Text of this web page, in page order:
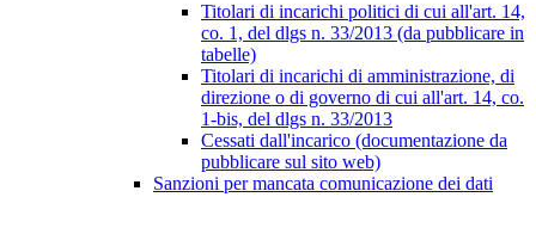
Titolari di incarichi politici di cui all'art. 14,
co. 1, del dlgs n. 33/2013 (da pubblicare in
tabelle)
Titolari di incarichi di amministrazione, di
direzione o di governo di cui all'art. 14, co.
1-bis, del dlgs n. 33/2013
Cessati dall'incarico (documentazione da
pubblicare sul sito web)
Sanzioni per mancata comunicazione dei dati